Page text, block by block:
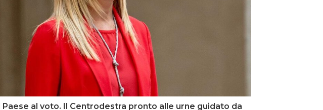
Il Paese al voto. Il Centrodestra pronto alle urne guidato da